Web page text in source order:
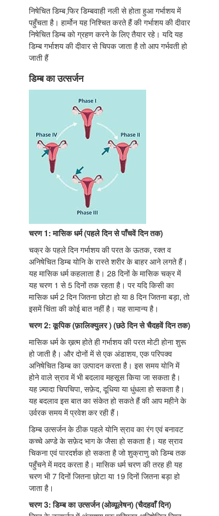
निषेचित डिम्ब फि़र डिम्बवाही नली से होता हुआ गर्भाशय में
पहुँचता है। हार्मोन यह निश्चित करते हैं की गर्भाशय की दीवार
निषेचित डिम्ब को ग्रहण करने के लिए तैयार रहे। यदि यह
डिम्ब गर्भाशय की दीवार से चिपक जाता है तो आप गर्भवती हो
जाती हैं
डिम्ब का उत्सर्जन
चरण 1: मासिक धर्म (पहले दिन से पाँचवें दिन तक)
चक्र के पहले दिन गर्भाशय की परत के ऊतक, रक्त व
अनिषेचित डिम्ब योनि के रास्ते शरीर के बाहर आने लगते हैं।
यह मासिक धर्म कहलाता है। 28 दिनों के मासिक चक्र में
यह चरण 1 से 5 दिनों तक रहता है। पर यदि किसी का
मासिक धर्म 2 दिन जितना छोटा हो या 8 दिन जितना बड़ा, तो
इसमें चिंता की कोई बात नहीं है। यह सामान्य है।
चरण 2: कूपिक (फ़ालिक्युलर ) (छठे दिन से चैदहवें दिन तक)
मासिक धर्म के ख़त्म होते ही गर्भाशय की परत मोटी होना शुरू
हो जाती है। और दोनों में से एक अंडाशय, एक परिपक्व
अनिषेचित डिम्ब का उत्पादन करता है। इस समय योनि में
होने वाले स्राव में भी बदलाव महसूस किया जा सकता है।
यह ज़्यादा चिपचिपा, सफ़ेद, दूधिया या धुंधला हो सकता है।
यह बदलाव इस बात का संकेत हो सकते हैं की आप महीने के
उर्वरक समय में प्रवेश कर रही हैं।
डिम्ब उत्सर्जन के ठीक पहले योनि स्राव का रंग एवं बनावट
कच्चे अण्डे के सफ़ेद भाग के जैसा हो सकता है। यह स्राव
चिकना एवं पारदर्शक हो सकता है जो शुक्राणु को डिम्ब तक
पहुँचने में मदद करता है। मासिक धर्म चरण की तरह ही यह
चरण भी 7 दिनों जितना छोटा या 19 दिनों जितना बड़ा हो
जाता है।
चरण 3: डिम्ब का उत्सर्जन (ओव्यूलेषन) (चैदहवाँ दिन)